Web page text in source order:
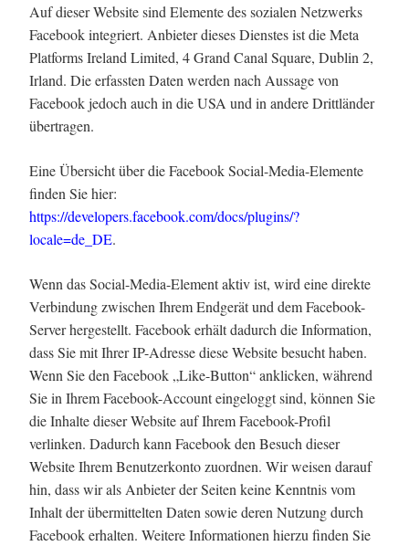
Auf dieser Website sind Elemente des sozialen Netzwerks
Facebook integriert. Anbieter dieses Dienstes ist die Meta
Platforms Ireland Limited, 4 Grand Canal Square, Dublin 2,
Irland. Die erfassten Daten werden nach Aussage von
Facebook jedoch auch in die USA und in andere Drittländer
übertragen.
Eine Übersicht über die Facebook Social-Media-Elemente
finden Sie hier:
https://developers.facebook.com/docs/plugins/?
locale=de_DE.
Wenn das Social-Media-Element aktiv ist, wird eine direkte
Verbindung zwischen Ihrem Endgerät und dem Facebook-
Server hergestellt. Facebook erhält dadurch die Information,
dass Sie mit Ihrer IP-Adresse diese Website besucht haben.
Wenn Sie den Facebook „Like-Button“ anklicken, während
Sie in Ihrem Facebook-Account eingeloggt sind, können Sie
die Inhalte dieser Website auf Ihrem Facebook-Profil
verlinken. Dadurch kann Facebook den Besuch dieser
Website Ihrem Benutzerkonto zuordnen. Wir weisen darauf
hin, dass wir als Anbieter der Seiten keine Kenntnis vom
Inhalt der übermittelten Daten sowie deren Nutzung durch
Facebook erhalten. Weitere Informationen hierzu finden Sie